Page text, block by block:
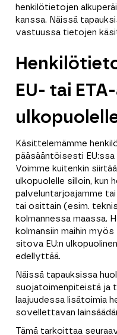
henkilötietojen
kanssa. Näissä
vastuussa tietojen
EU- tai
Käsittelemämme
pääsääntöisesti EU:ssa
Voimme kuitenkin
ulkopuolelle silloin, kun
palveluntarjoajamme
tai osittain (esim.
kolmannessa maassa.
kolmansiin maihin
sitova EU:n
edellyttää.
Näissä tapauksissa
suojatoimenpiteistä ja
laajuudessa lisätoimia
sovellettavan
Tämä tarkoittaa